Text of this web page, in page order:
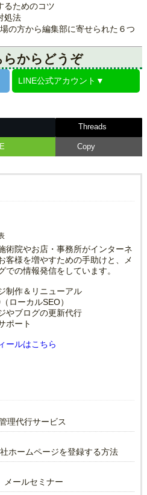
るためのコツ
処法
の方から編集部に寄せられた６つ
らからどうぞ
LINE公式アカウント▼
Threads
Copy
術院やお店・事務所がインターネ
客様を増やすための手助けと、メ
での情報発信をしています。
制作＆リニューアル
ローカルSEO）
やブログの更新代行
ポート
ールはこちら
理代行サービス
ホームページを登録する方法
メールセミナー